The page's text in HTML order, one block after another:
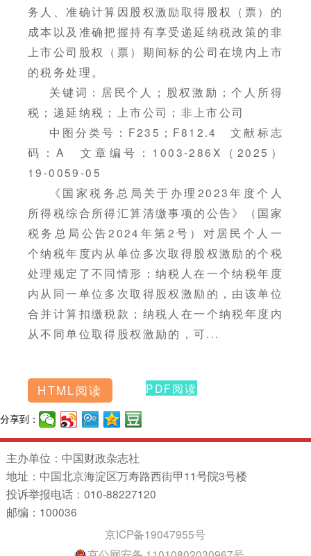
务人、准确计算因股权激励取得股权（票）的
成本以及准确把握持有享受递延纳税政策的非
上市公司股权（票）期间标的公司在境内上市
的税务处理。
关键词：居民个人；股权激励；个人所得
税；递延纳税；上市公司；非上市公司
中图分类号：F235；F812.4 文献标志
码：A 文章编号：1003-286X（2025）
19-0059-05
《国家税务总局关于办理2023年度个人
所得税综合所得汇算清缴事项的公告》（国家
税务总局公告2024年第2号）对居民个人一
个纳税年度内从单位多次取得股权激励的个税
处理规定了不同情形：纳税人在一个纳税年度
内从同一单位多次取得股权激励的，由该单位
合并计算扣缴税款；纳税人在一个纳税年度内
从不同单位取得股权激励的，可...
HTML阅读 PDF阅读
分享到：
主办单位：中国财政杂志社
地址：中国北京海淀区万寿路西街甲11号院3号楼
投诉举报电话：010-88227120
邮编：100036
京ICP备19047955号